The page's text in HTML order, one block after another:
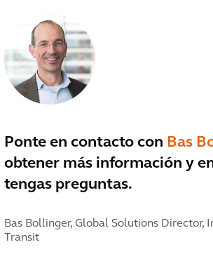
Ponte en contacto con Bas
obtener más información y
tengas preguntas.
Bas Bollinger, Global Solutions Director,
Transit